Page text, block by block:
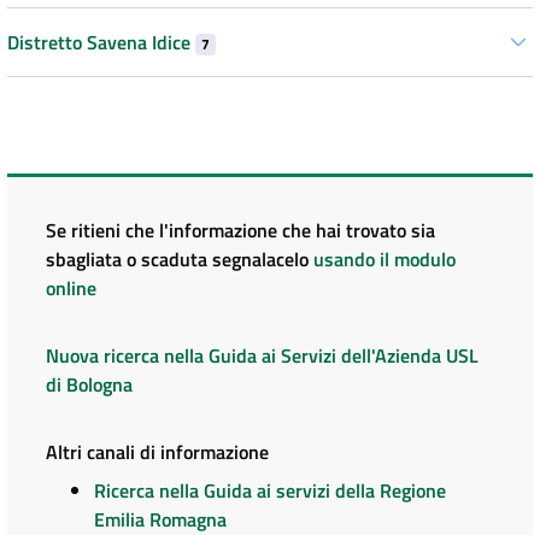
Distretto Savena Idice 7
Se ritieni che l'informazione che hai trovato sia
sbagliata o scaduta segnalacelo usando il modulo
online
Nuova ricerca nella Guida ai Servizi dell'Azienda USL
di Bologna
Altri canali di informazione
Ricerca nella Guida ai servizi della Regione
Emilia Romagna